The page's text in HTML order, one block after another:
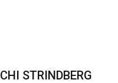
STRINDBERG